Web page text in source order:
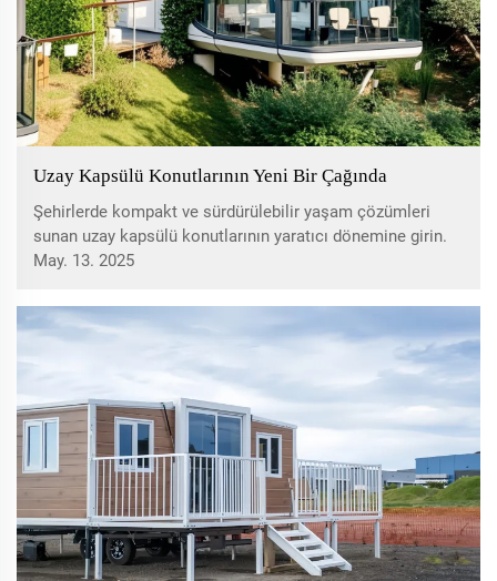
Uzay Kapsülü Konutlarının Yeni Bir Çağında
Şehirlerde kompakt ve sürdürülebilir yaşam çözümleri
sunan uzay kapsülü konutlarının yaratıcı dönemine girin.
Bu evlerin nasıl uzay verimliliğini maksimize ediyor, akıllı
maliyet etkin seçenekler sunuyor olduğunu keşfedin.
May. 13. 2025